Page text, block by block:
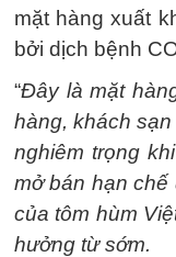
mặt hàng xuất
bởi dịch bệnh
“Đây là mặt
hàng, khách
nghiêm trọng
mở bán hạn chế
của tôm hùm
hưởng từ sớm.